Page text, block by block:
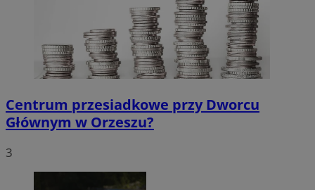
Centrum przesiadkowe przy Dworcu
Głównym w Orzeszu?
3